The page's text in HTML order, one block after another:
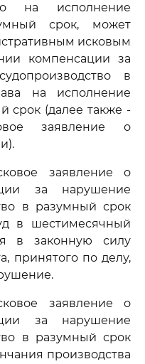
на исполнение
срок, может
исковым
компенсации за
в
на исполнение
срок (далее также -
заявление о
заявление о
за нарушение
в разумный срок
в шестимесячный
в законную силу
принятого по делу,
заявление о
за нарушение
в разумный срок
производства